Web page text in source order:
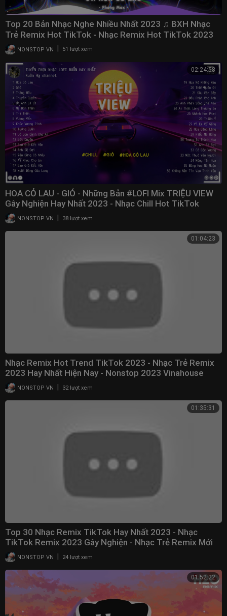
Top 20 Bản Nhạc Nghe Nhiều Nhất 2023 ♫ BXH Nhạc
Trẻ Remix Hot TikTok - Nhạc Remix Hot TikTok 2023
NONSTOP VN 51 lượt xem
02:24:58
HOA CỎ LAU - GIÓ - Những Bản #LOFI Mix TRIỆU VIEW
Gây Nghiện Hay Nhất 2023 - Nhạc Chill Hot TikTok
NONSTOP VN 38 lượt xem
01:04:23
Nhạc Remix Hot Trend TikTok 2023 - Nhạc Trẻ Remix
2023 Hay Nhất Hiện Nay - Nonstop 2023 Vinahouse
NONSTOP VN 32 lượt xem
01:35:31
Top 30 Nhạc Remix TikTok Hay Nhất 2023 - Nhạc
TikTok Remix 2023 Gây Nghiện - Nhạc Trẻ Remix Mới
NhấtNONSTOP VN 24 lượt xem
01:52:22